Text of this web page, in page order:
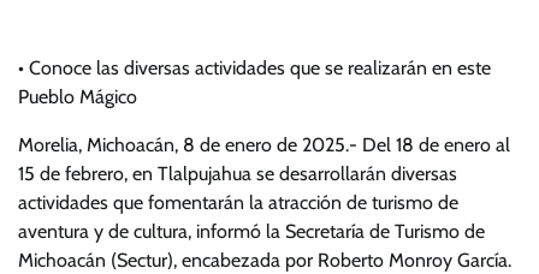
• Conoce las diversas actividades que se realizarán en este
Pueblo Mágico
Morelia, Michoacán, 8 de enero de 2025.- Del 18 de enero al
15 de febrero, en Tlalpujahua se desarrollarán diversas
actividades que fomentarán la atracción de turismo de
aventura y de cultura, informó la Secretaría de Turismo de
Michoacán (Sectur), encabezada por Roberto Monroy García.